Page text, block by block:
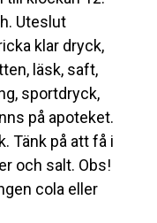
Uteslut
klar dryck,
läsk, saft,
sportdryck,
på apoteket.
Tänk på att få i
och salt. Obs!
cola eller